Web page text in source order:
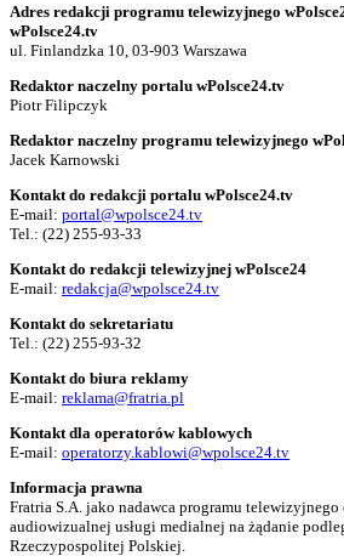
Adres redakcji programu telewizyjnego
wPolsce24.tv
ul. Finlandzka 10, 03-903 Warszawa
Redaktor naczelny portalu wPolsce24.tv
Piotr Filipczyk
Redaktor naczelny programu telewizyjnego
Jacek Karnowski
Kontakt do redakcji portalu wPolsce24.tv
E-mail: portal@wpolsce24.tv
Tel.: (22) 255-93-33
Kontakt do redakcji telewizyjnej wPolsce24
E-mail: redakcja@wpolsce24.tv
Kontakt do sekretariatu
Tel.: (22) 255-93-32
Kontakt do biura reklamy
E-mail: reklama@fratria.pl
Kontakt dla operatorów kablowych
E-mail: operatorzy.kablowi@wpolsce24.tv
Informacja prawna
Fratria S.A. jako nadawca programu telewizyjnego
audiowizualnej usługi medialnej na żądanie
Rzeczypospolitej Polskiej.